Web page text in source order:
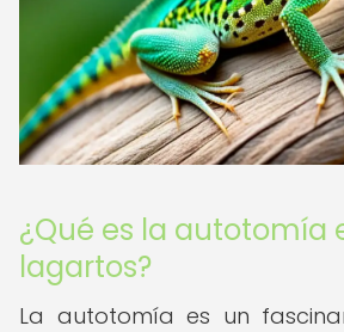
¿Qué es la autotomía
lagartos?
La autotomía es un